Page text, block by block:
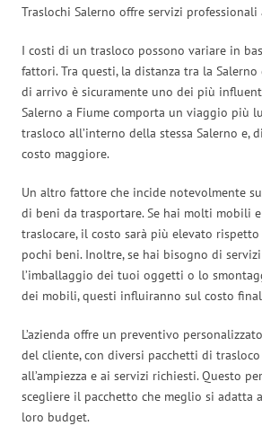
Traslochi Salerno offre servizi professionali
I costi di un trasloco possono variare in
fattori. Tra questi, la distanza tra la
di arrivo è sicuramente uno dei più
Salerno a Fiume comporta un viaggio più
trasloco all’interno della stessa Salerno e,
costo maggiore.
Un altro fattore che incide notevolmente
di beni da trasportare. Se hai molti mobili
traslocare, il costo sarà più elevato
pochi beni. Inoltre, se hai bisogno di
l’imballaggio dei tuoi oggetti o lo
dei mobili, questi influiranno sul costo
L’azienda offre un preventivo
del cliente, con diversi pacchetti di
all’ampiezza e ai servizi richiesti. Questo
scegliere il pacchetto che meglio si adatta
loro budget.